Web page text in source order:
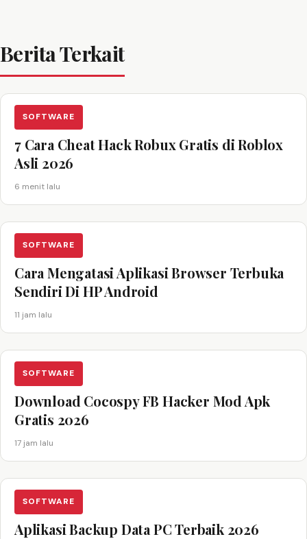
Berita Terkait
SOFTWARE
7 Cara Cheat Hack Robux Gratis di Roblox
Asli 2026
6 menit lalu
SOFTWARE
Cara Mengatasi Aplikasi Browser Terbuka
Sendiri Di HP Android
11 jam lalu
SOFTWARE
Download Cocospy FB Hacker Mod Apk
Gratis 2026
17 jam lalu
SOFTWARE
Aplikasi Backup Data PC Terbaik 2026